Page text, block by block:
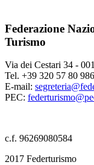
Federazione
Turismo
Via dei Cestari 34 -
Tel. +39 320 57 80 986
E-mail:
PEC:
c.f. 96269080584
2017 Federturismo